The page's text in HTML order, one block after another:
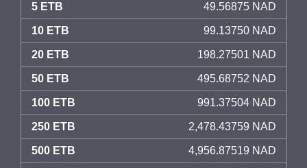
5 ETB 49.56875 NAD
10 ETB 99.13750 NAD
20 ETB 198.27501 NAD
50 ETB 495.68752 NAD
100 ETB 991.37504 NAD
250 ETB 2,478.43759 NAD
500 ETB 4,956.87519 NAD